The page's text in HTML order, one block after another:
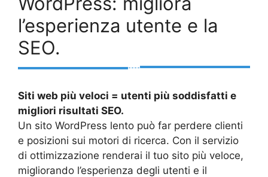
l’esperienza utente e la
SEO.
Siti web più veloci = utenti più soddisfatti e
migliori risultati SEO.
Un sito WordPress lento può far perdere clienti
e posizioni sui motori di ricerca. Con il servizio
di ottimizzazione renderai il tuo sito più veloce,
migliorando l’esperienza degli utenti e il